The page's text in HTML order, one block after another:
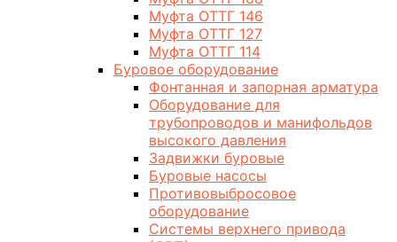
Муфта ОТТГ 146
Муфта ОТТГ 127
Муфта ОТТГ 114
Буровое оборудование
Фонтанная и запорная арматура
Оборудование для
трубопроводов и манифольдов
высокого давления
Задвижки буровые
Буровые насосы
Противовыбросовое
оборудование
Системы верхнего привода